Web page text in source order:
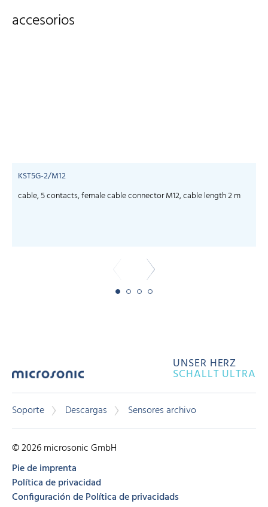
accesorios
KST5G-2/M12
cable, 5 contacts, female cable connector M12, cable length 2 m
UNSER HERZ
SCHALLT ULTRA
Soporte Descargas Sensores archivo
© 2026 microsonic GmbH
Pie de imprenta
Política de privacidad
Configuración de Política de privacidads